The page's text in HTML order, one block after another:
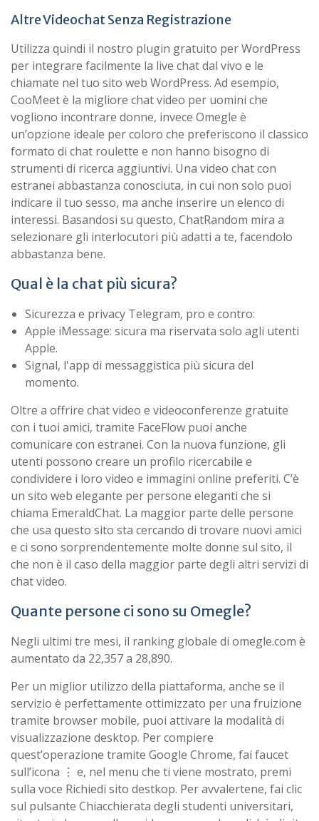
Altre Videochat Senza Registrazione
Utilizza quindi il nostro plugin gratuito per WordPress
per integrare facilmente la live chat dal vivo e le
chiamate nel tuo sito web WordPress. Ad esempio,
CooMeet è la migliore chat video per uomini che
vogliono incontrare donne, invece Omegle è
un’opzione ideale per coloro che preferiscono il classico
formato di chat roulette e non hanno bisogno di
strumenti di ricerca aggiuntivi. Una video chat con
estranei abbastanza conosciuta, in cui non solo puoi
indicare il tuo sesso, ma anche inserire un elenco di
interessi. Basandosi su questo, ChatRandom mira a
selezionare gli interlocutori più adatti a te, facendolo
abbastanza bene.
Qual è la chat più sicura?
Sicurezza e privacy Telegram, pro e contro:
Apple iMessage: sicura ma riservata solo agli utenti
Apple.
Signal, l'app di messaggistica più sicura del
momento.
Oltre a offrire chat video e videoconferenze gratuite
con i tuoi amici, tramite FaceFlow puoi anche
comunicare con estranei. Con la nuova funzione, gli
utenti possono creare un profilo ricercabile e
condividere i loro video e immagini online preferiti. C’è
un sito web elegante per persone eleganti che si
chiama EmeraldChat. La maggior parte delle persone
che usa questo sito sta cercando di trovare nuovi amici
e ci sono sorprendentemente molte donne sul sito, il
che non è il caso della maggior parte degli altri servizi di
chat video.
Quante persone ci sono su Omegle?
Negli ultimi tre mesi, il ranking globale di omegle.com è
aumentato da 22,357 a 28,890.
Per un miglior utilizzo della piattaforma, anche se il
servizio è perfettamente ottimizzato per una fruizione
tramite browser mobile, puoi attivare la modalità di
visualizzazione desktop. Per compiere
quest’operazione tramite Google Chrome, fai faucet
sull’icona ⋮ e, nel menu che ti viene mostrato, premi
sulla voce Richiedi sito destkop. Per avvalertene, fai clic
sul pulsante Chiacchierata degli studenti universitari,